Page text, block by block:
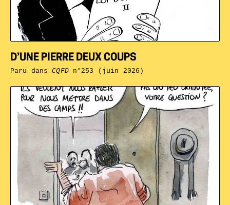
D’UNE PIERRE DEUX COUPS
Paru dansCQFDn°253 (juin 2026)